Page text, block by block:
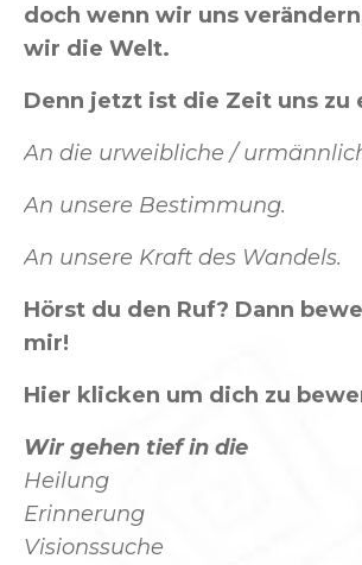
doch wenn wir uns
wir die Welt.
Denn jetzt ist die Zeit uns zu
An die urweibliche /
An unsere Bestimmung.
An unsere Kraft des Wandels.
Hörst du den Ruf? Dann
mir!
Hier klicken um dich zu
Wir gehen tief in die
Heilung
Erinnerung
Visionssuche